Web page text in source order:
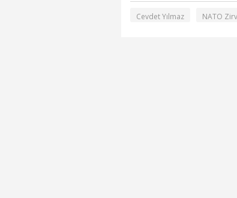
Cevdet Yılmaz NATO